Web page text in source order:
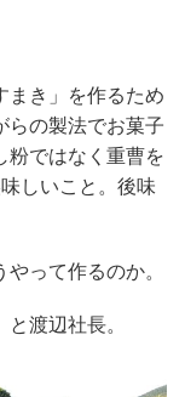
まき」を作るため
らの製法でお菓子
粉ではなく重曹を
しいこと。後味
って作るのか。
渡辺社長。